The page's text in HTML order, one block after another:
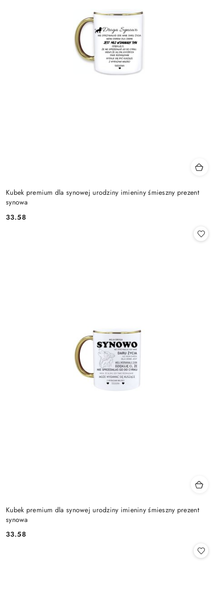
Kubek premium dla synowej urodziny imieniny śmieszny prezent
synowa
Cena:
33.58
Kubek premium dla synowej urodziny imieniny śmieszny prezent
synowa
Cena:
33.58